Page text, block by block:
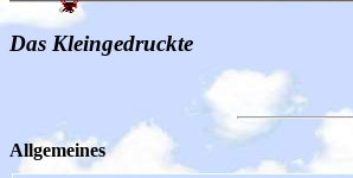
Das Kleingedruckte
Allgemeines